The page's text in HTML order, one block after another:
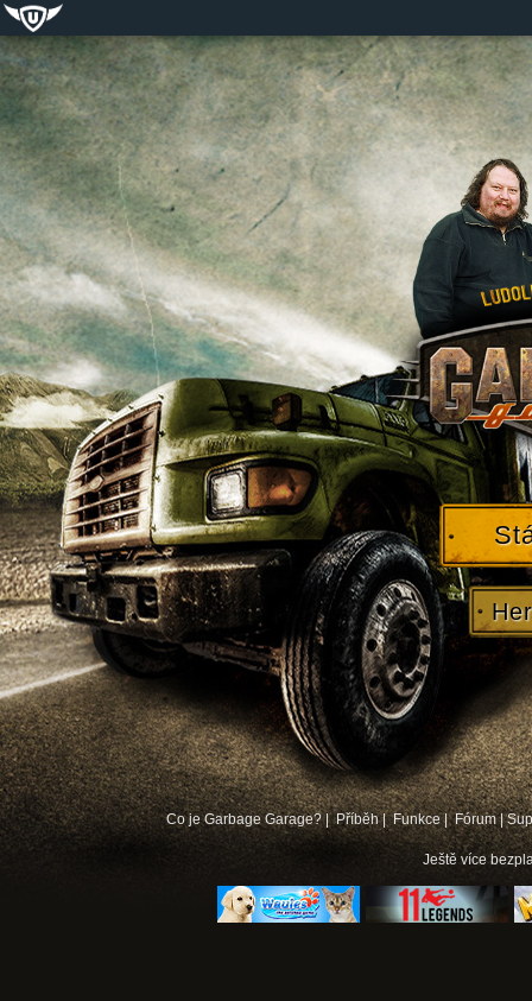
Co je Garbage Garage? | Příběh | Funkce | Fórum|
Ještě více